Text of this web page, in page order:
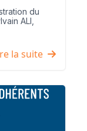
du
ALI,
la suite